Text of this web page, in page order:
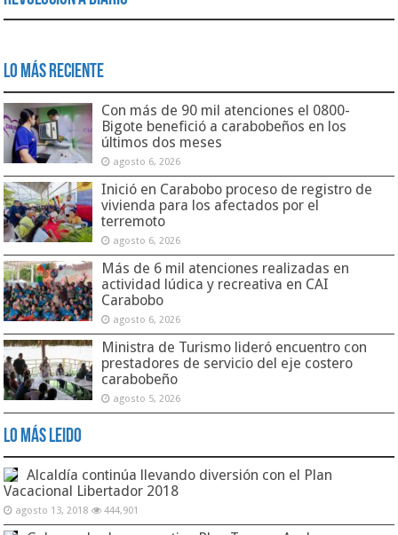
Lo Más Reciente
Con más de 90 mil atenciones el 0800-
Bigote benefició a carabobeños en los
últimos dos meses
agosto 6, 2026
Inició en Carabobo proceso de registro de
vivienda para los afectados por el
terremoto
agosto 6, 2026
Más de 6 mil atenciones realizadas en
actividad lúdica y recreativa en CAI
Carabobo
agosto 6, 2026
Ministra de Turismo lideró encuentro con
prestadores de servicio del eje costero
carabobeño
agosto 5, 2026
Lo Más Leido
Alcaldía continúa llevando diversión con el Plan
Vacacional Libertador 2018
agosto 13, 2018 444,901